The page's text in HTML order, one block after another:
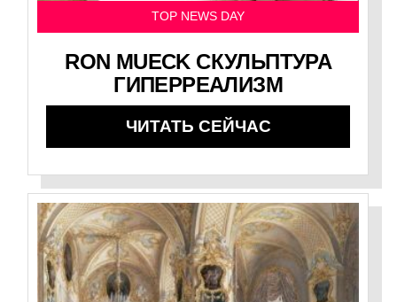
TOP NEWS DAY
RON MUECK СКУЛЬПТУРА
ГИПЕРРЕАЛИЗМ
ЧИТАТЬ СЕЙЧАС